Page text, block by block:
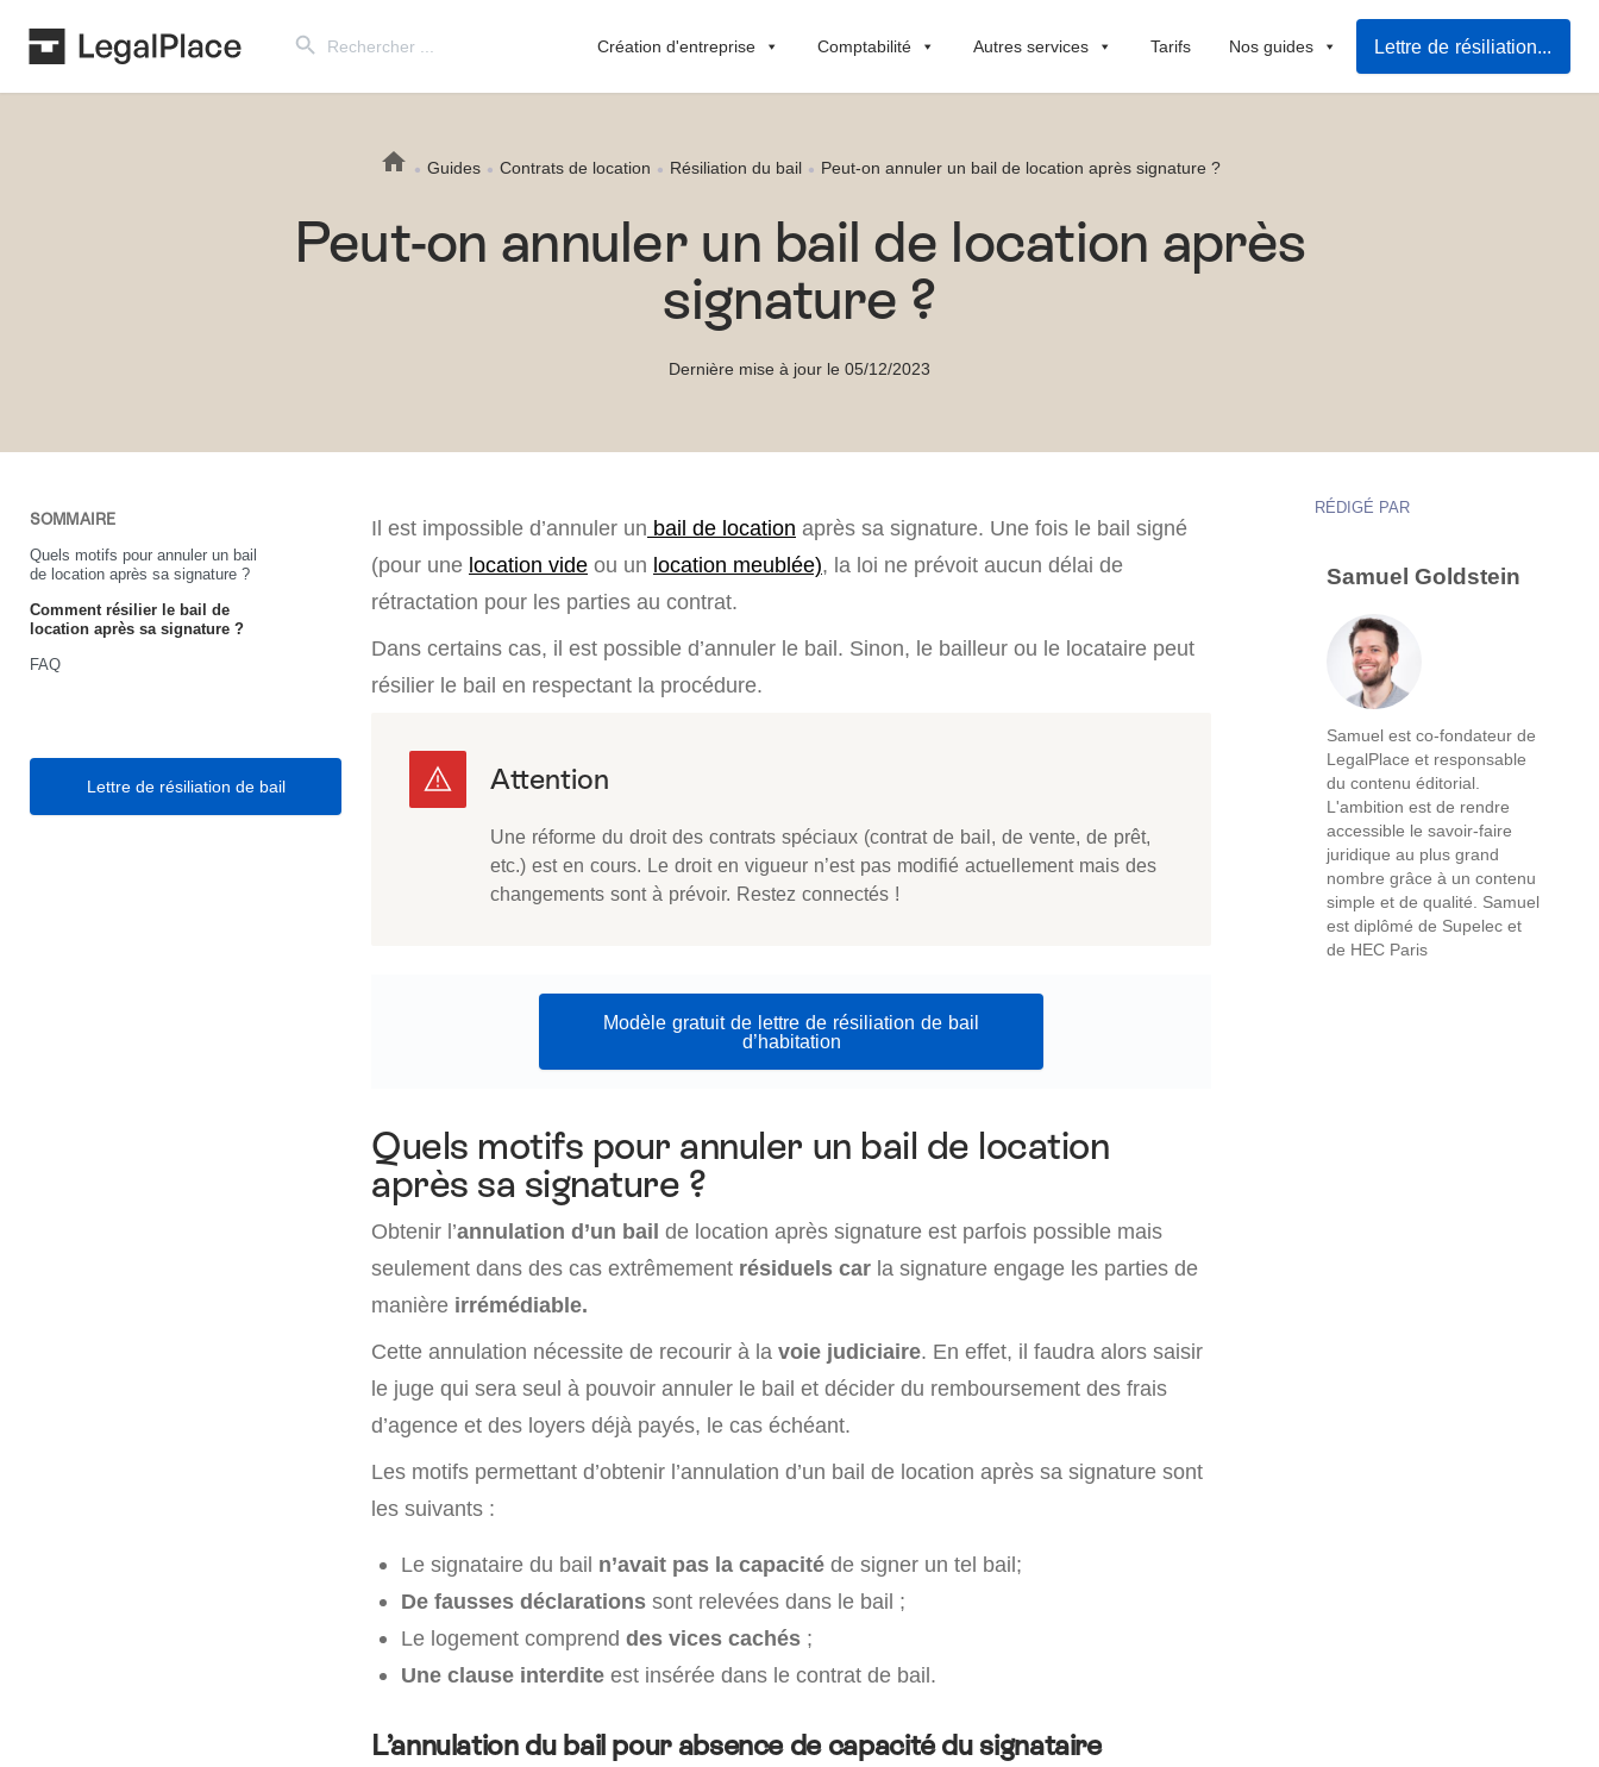
for:
Création d'entreprise Comptabilité Autres services Tarifs Nos guides Lettre de résiliation de bail
Guides Contrats de location Résiliation du bail Peut-on annuler un bail de location après signature ?
Peut-on annuler un bail de location après
signature ?
Dernière mise à jour le 05/12/2023
SOMMAIRE
Quels motifs pour annuler un bail
de location après sa signature ?
Comment résilier le bail de
location après sa signature ?
FAQ
Lettre de résiliation de bail
Il est impossible d’annuler un bail de location après sa signature. Une fois le bail signé
(pour une location vide ou un location meublée), la loi ne prévoit aucun délai de
rétractation pour les parties au contrat.
Dans certains cas, il est possible d’annuler le bail. Sinon, le bailleur ou le locataire peut
résilier le bail en respectant la procédure.
Une réforme du droit des contrats spéciaux (contrat de bail, de vente, de prêt,
etc.) est en cours. Le droit en vigueur n’est pas modifié actuellement mais des
changements sont à prévoir. Restez connectés !
Modèle gratuit de lettre de résiliation de bail
d’habitation
Quels motifs pour annuler un bail de location
après sa signature ?
Obtenir l’annulation d’un bail de location après signature est parfois possible mais
seulement dans des cas extrêmement résiduels car la signature engage les parties de
manière irrémédiable.
Cette annulation nécessite de recourir à la voie judiciaire. En effet, il faudra alors saisir
le juge qui sera seul à pouvoir annuler le bail et décider du remboursement des frais
d’agence et des loyers déjà payés, le cas échéant.
Les motifs permettant d’obtenir l’annulation d’un bail de location après sa signature sont
les suivants :
Le signataire du bail n’avait pas la capacité de signer un tel bail;
De fausses déclarations sont relevées dans le bail ;
Le logement comprend des vices cachés ;
Une clause interdite est insérée dans le contrat de bail.
L’annulation du bail pour absence de capacité du signataire
RÉDIGÉ PAR
Samuel Goldstein
Samuel est co-fondateur de
LegalPlace et responsable
du contenu éditorial.
L'ambition est de rendre
accessible le savoir-faire
juridique au plus grand
nombre grâce à un contenu
simple et de qualité. Samuel
est diplômé de Supelec et
de HEC Paris